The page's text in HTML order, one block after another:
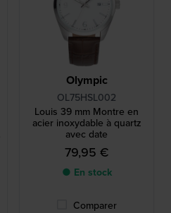
Olympic
OL75HSL002
Louis 39 mm Montre en
acier inoxydable à quartz
avec date
79,95 €
● En stock
Comparer